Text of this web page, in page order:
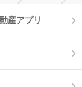
ック
産アプリ